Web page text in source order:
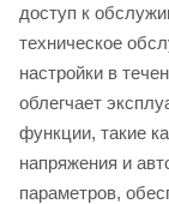
доступ к
техническое
настройки в
облегчает
функции, такие
напряжения и
параметров,